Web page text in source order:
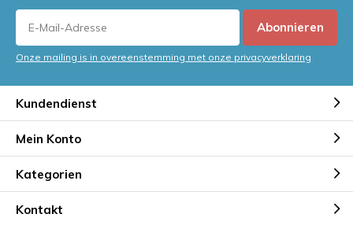
Abonnieren
Onze mailing is in overeenstemming met onze privacyverklaring
Kundendienst
Mein Konto
Kategorien
Kontakt